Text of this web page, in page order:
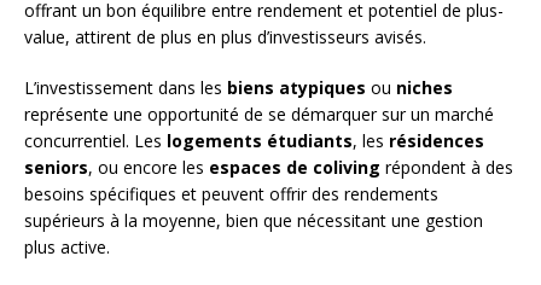
offrant un bon équilibre entre rendement et potentiel de plus-
value, attirent de plus en plus d’investisseurs avisés.
L’investissement dans les biens atypiques ou niches
représente une opportunité de se démarquer sur un marché
concurrentiel. Les logements étudiants, les résidences
seniors, ou encore les espaces de coliving répondent à des
besoins spécifiques et peuvent offrir des rendements
supérieurs à la moyenne, bien que nécessitant une gestion
plus active.